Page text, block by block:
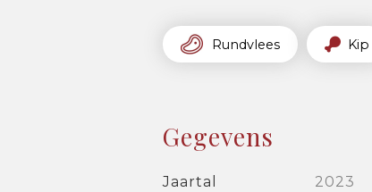
Rundvlees Kip
Gegevens
Jaartal
2023